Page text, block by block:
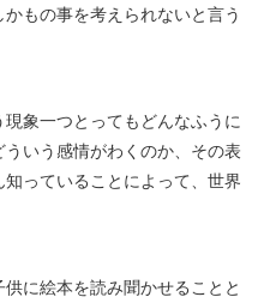
もの事を考えられないと言う
象一つとってもどんなふうに
いう感情がわくのか、その表
っていることによって、世界
に絵本を読み聞かせることと